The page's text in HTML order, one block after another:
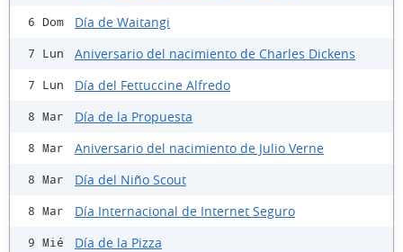
6 Dom Día de Waitangi
7 Lun Aniversario del nacimiento de Charles Dickens
7 Lun Día del Fettuccine Alfredo
8 Mar Día de la Propuesta
8 Mar Aniversario del nacimiento de Julio Verne
8 Mar Día del Niño Scout
8 Mar Día Internacional de Internet Seguro
9 Mié Día de la Pizza